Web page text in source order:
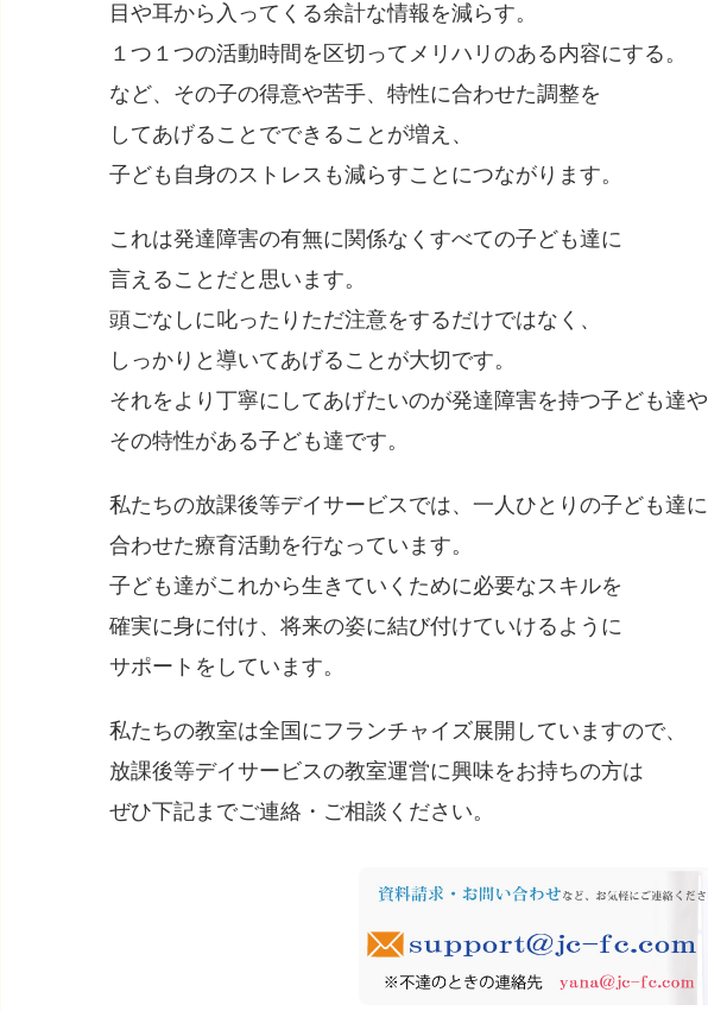
目や耳から入ってくる余計な情報を減らす。
１つ１つの活動時間を区切ってメリハリのある内容にする。
など、その子の得意や苦手、特性に合わせた調整を
してあげることでできることが増え、
子ども自身のストレスも減らすことにつながります。
これは発達障害の有無に関係なくすべての子ども達に
言えることだと思います。
頭ごなしに叱ったりただ注意をするだけではなく、
しっかりと導いてあげることが大切です。
それをより丁寧にしてあげたいのが発達障害を持つ子ども達や
その特性がある子ども達です。
私たちの放課後等デイサービスでは、一人ひとりの子ども達に
合わせた療育活動を行なっています。
子ども達がこれから生きていくために必要なスキルを
確実に身に付け、将来の姿に結び付けていけるように
サポートをしています。
私たちの教室は全国にフランチャイズ展開していますので、
放課後等デイサービスの教室運営に興味をお持ちの方は
ぜひ下記までご連絡・ご相談ください。